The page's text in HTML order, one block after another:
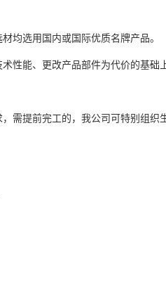
均选用国内或国际优质名牌产品。
性能、更改产品部件为代价的基础
需提前完工的，我公司可特别组